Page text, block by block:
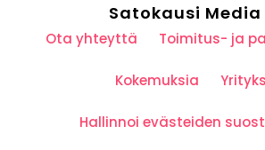
Satokausi Media
Ota yhteyttä Toimitus- ja
Kokemuksia
Hallinnoi evästeiden